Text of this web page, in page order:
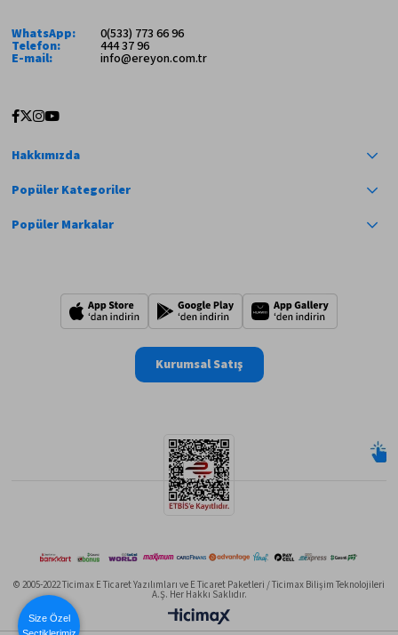
WhatsApp: 0(533) 773 66 96
Telefon: 444 37 96
E-mail: info@ereyon.com.tr
Hakkımızda
Popüler Kategoriler
Popüler Markalar
Kurumsal Satış
© 2005-2022 Ticimax E Ticaret Yazılımları ve E Ticaret Paketleri / Ticimax Bilişim Teknolojileri
A.Ş. Her Hakkı Saklıdır.
Size Özel